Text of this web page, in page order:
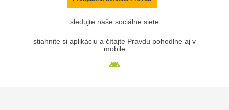
sledujte naše sociálne siete
stiahnite si aplikáciu a čítajte Pravdu pohodlne aj v
mobile